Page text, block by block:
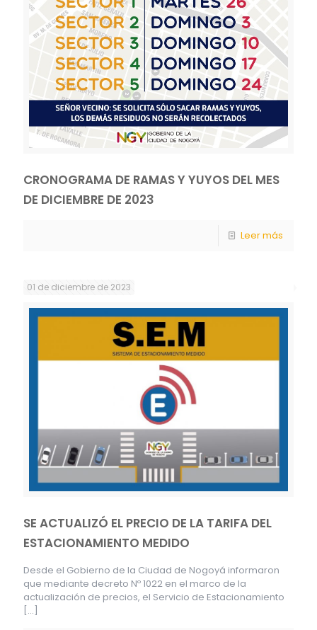
CRONOGRAMA DE RAMAS Y YUYOS DEL MES
DE DICIEMBRE DE 2023
Leer más
01 de diciembre de 2023
SE ACTUALIZÓ EL PRECIO DE LA TARIFA DEL
ESTACIONAMIENTO MEDIDO
Desde el Gobierno de la Ciudad de Nogoyá informaron
que mediante decreto Nº 1022 en el marco de la
actualización de precios, el Servicio de Estacionamiento
[…]